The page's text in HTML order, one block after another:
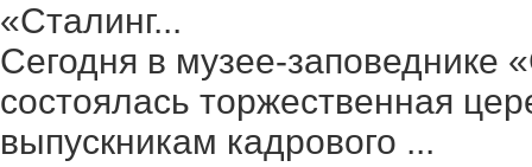
«Сталинг...
Сегодня в музее-заповеднике
состоялась торжественная
выпускникам кадрового ...